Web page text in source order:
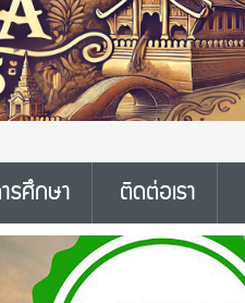
รศึกษา ติดต่อเรา